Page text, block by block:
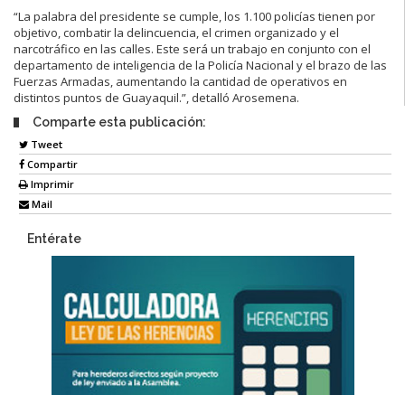
“La palabra del presidente se cumple, los 1.100 policías tienen por
objetivo, combatir la delincuencia, el crimen organizado y el
narcotráfico en las calles. Este será un trabajo en conjunto con el
departamento de inteligencia de la Policía Nacional y el brazo de las
Fuerzas Armadas, aumentando la cantidad de operativos en
distintos puntos de Guayaquil.”, detalló Arosemena.
Comparte esta publicación:
Tweet
Compartir
Imprimir
Mail
Entérate